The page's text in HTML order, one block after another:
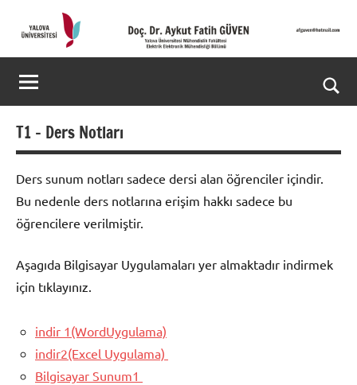
Doç.
Dr.
Aykut
GÜVEN-
World's
top
2%
scientists
2025
Web
Sitesi
aç/
T1 – Ders Notları
Ders sunum notları sadece dersi alan öğrenciler içindir.
Bu nedenle ders notlarına erişim hakkı sadece bu
öğrencilere verilmiştir.
Aşagıda Bilgisayar Uygulamaları yer almaktadır indirmek
için tıklayınız.
indir 1(WordUygulama)
indir2(Excel Uygulama)
Bilgisayar Sunum1